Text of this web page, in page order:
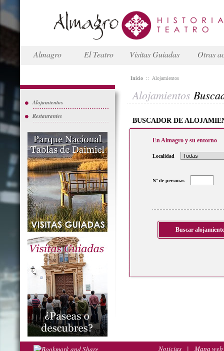
Almagro El Teatro Visitas Guiadas Otras
Alojamientos
Restaurantes
Inicio :: Alojamientos
Alojamientos
BUSCADOR DE
En Almagro y su entorno
Localidad
Nº de personas
Noticias | Mapa web